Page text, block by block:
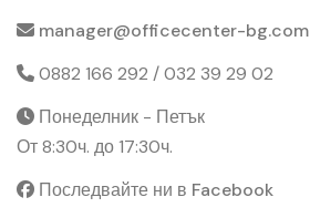
manager@officecenter-bg.com
0882 166 292 / 032 39 29 02
Понеделник - Петък
От 8:30ч. до 17:30ч.
Последвайте ни в Facebook